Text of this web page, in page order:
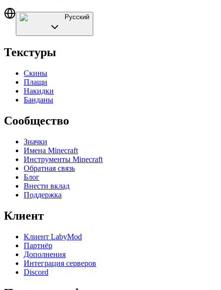
Русский
Текстуры
Скины
Плащи
Накидки
Банданы
Сообщество
Значки
Имена Minecraft
Инструменты Minecraft
Обратная связь
Блог
Внести вклад
Поддержка
Клиент
Клиент LabyMod
Партнёр
Дополнения
Интеграция серверов
Discord